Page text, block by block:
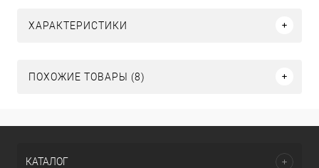
ХАРАКТЕРИСТИКИ
ПОХОЖИЕ ТОВАРЫ (8)
КАТАЛОГ